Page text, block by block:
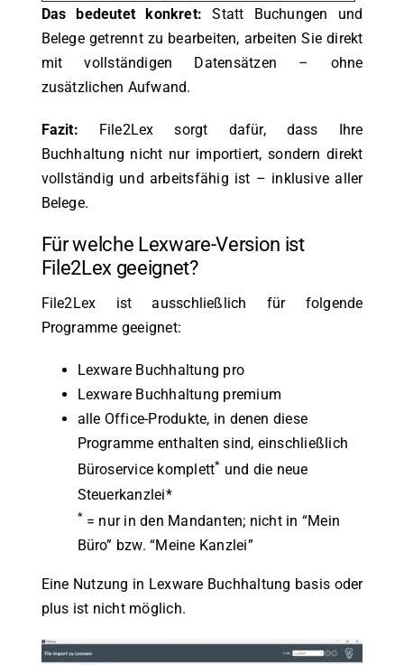
Das bedeutet konkret: Statt Buchungen und
Belege getrennt zu bearbeiten, arbeiten Sie direkt
mit vollständigen Datensätzen – ohne
zusätzlichen Aufwand.
Fazit: File2Lex sorgt dafür, dass Ihre
Buchhaltung nicht nur importiert, sondern direkt
vollständig und arbeitsfähig ist – inklusive aller
Belege.
Für welche Lexware-Version ist
File2Lex geeignet?
File2Lex ist ausschließlich für folgende
Programme geeignet:
Lexware Buchhaltung pro
Lexware Buchhaltung premium
alle Office-Produkte, in denen diese
Programme enthalten sind, einschließlich
Büroservice komplett* und die neue
Steuerkanzlei*
*= nur in den Mandanten; nicht in “Mein
Büro” bzw. “Meine Kanzlei”
Eine Nutzung in Lexware Buchhaltung basis oder
plus ist nicht möglich.